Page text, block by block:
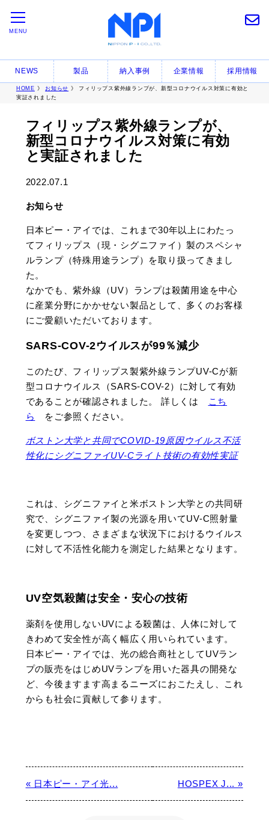
MENU
NEWS 製品 納入事例 企業情報 採用情報
HOME 》 お知らせ 》 フィリップス紫外線ランプが、新型コロナウイルス対策に有効と
実証されました
フィリップス紫外線ランプが、
新型コロナウイルス対策に有効
と実証されました
2022.07.1
お知らせ
日本ピー・アイでは、これまで30年以上にわたっ
てフィリップス（現・シグニファイ）製のスペシャ
ルランプ（特殊用途ランプ）を取り扱ってきまし
た。
なかでも、紫外線（UV）ランプは殺菌用途を中心
に産業分野にかかせない製品として、多くのお客様
にご愛顧いただいております。
SARS-COV-2ウイルスが99％減少
このたび、フィリップス製紫外線ランプUV-Cが新
型コロナウイルス（SARS-COV-2）に対して有効
であることが確認されました。 詳しくは
こち
ら
をご参照ください。
ボストン大学と共同でCOVID-19原因ウイルス不活
性化にシグニファイUV-Cライト技術の有効性実証
これは、シグニファイと米ボストン大学との共同研
究で、シグニファイ製の光源を用いてUV-C照射量
を変更しつつ、さまざまな状況下におけるウイルス
に対して不活性化能力を測定した結果となります。
UV空気殺菌は安全・安心の技術
薬剤を使用しないUVによる殺菌は、人体に対して
きわめて安全性が高く幅広く用いられています。
日本ピー・アイでは、光の総合商社としてUVラン
プの販売をはじめUVランプを用いた器具の開発な
ど、今後ますます高まるニーズにおこたえし、これ
からも社会に貢献して参ります。
« 日本ピー・アイ光... HOSPEX J... »